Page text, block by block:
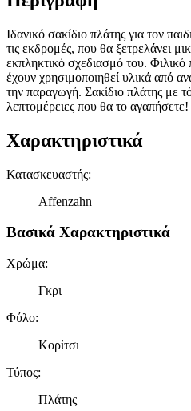
Ιδανικό σακίδιο πλάτης για τον
τις εκδρομές, που θα ξετρελάνει
εκπληκτικό σχεδιασμό του.
έχουν χρησιμοποιηθεί υλικά από
την παραγωγή. Σακίδιο πλάτης με
λεπτομέρειες που θα το αγαπήσετε!
Χαρακτηριστικά
Κατασκευαστής:
Affenzahn
Βασικά Χαρακτηριστικά
Χρώμα:
Γκρι
Φύλο:
Κορίτσι
Τύπος:
Πλάτης